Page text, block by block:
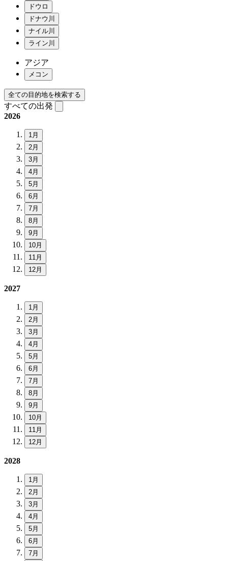
ドウロ
ドナウ川
ナイル川
ライン川
アジア
メコン
全ての目的地を検索する
すべての出発
2026
1月
2月
3月
4月
5月
6月
7月
8月
9月
10月
11月
12月
2027
1月
2月
3月
4月
5月
6月
7月
8月
9月
10月
11月
12月
2028
1月
2月
3月
4月
5月
6月
7月